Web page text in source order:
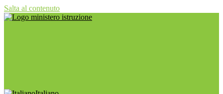
Salta al contenuto